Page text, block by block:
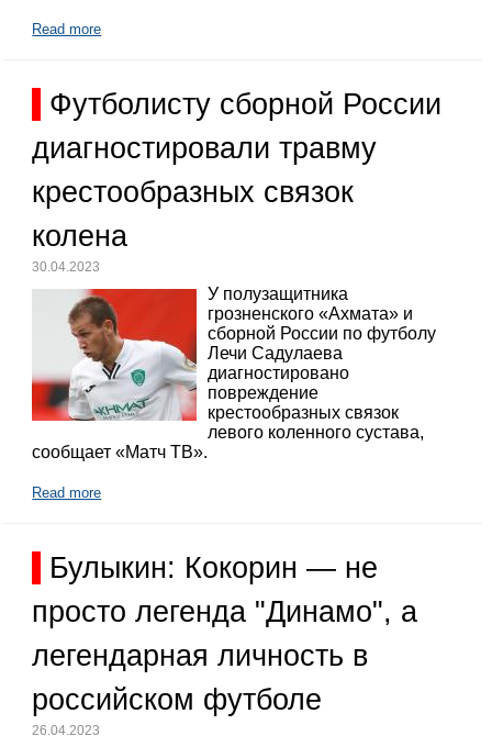
Read more
Футболисту сборной России
диагностировали травму
крестообразных связок
колена
30.04.2023
У полузащитника
грозненского «Ахмата» и
сборной России по футболу
Лечи Садулаева
диагностировано
повреждение
крестообразных связок
левого коленного сустава,
сообщает «Матч ТВ».
Read more
Булыкин: Кокорин — не
просто легенда "Динамо", а
легендарная личность в
российском футболе
26.04.2023